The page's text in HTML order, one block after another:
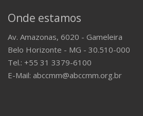
Onde estamos
Av. Amazonas, 6020 - Gameleira
Belo Horizonte - MG - 30.510-000
Tel.: +55 31 3379-6100
E-Mail: abccmm@abccmm.org.br